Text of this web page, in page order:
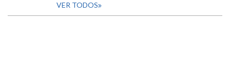
VER TODOS